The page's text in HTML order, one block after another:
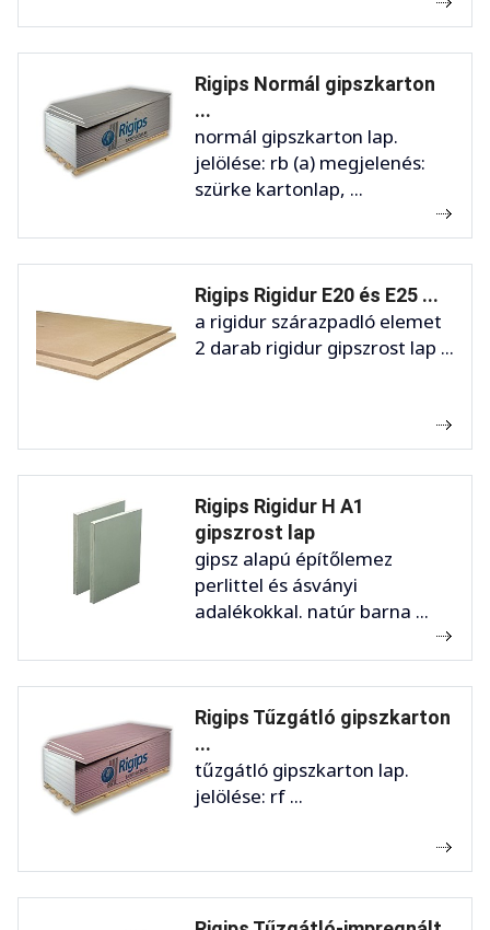
Rigips Normál gipszkarton
...
normál gipszkarton lap.
jelölése: rb (a) megjelenés:
szürke kartonlap, ...
Rigips Rigidur E20 és E25 ...
a rigidur szárazpadló elemet
2 darab rigidur gipszrost lap ...
Rigips Rigidur H A1
gipszrost lap
gipsz alapú építőlemez
perlittel és ásványi
adalékokkal. natúr barna ...
Rigips Tűzgátló gipszkarton
...
tűzgátló gipszkarton lap.
jelölése: rf ...